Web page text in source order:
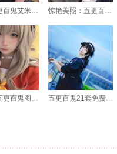
惊艳美照：五更百鬼紧急企划图集摄影大赏 细节无遗
五更百鬼21套免费：惊艳原图中的神秘妖姬作品